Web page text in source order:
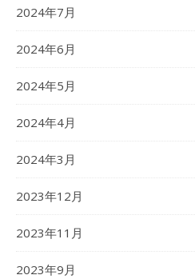
2024年7月
2024年6月
2024年5月
2024年4月
2024年3月
2023年12月
2023年11月
2023年9月